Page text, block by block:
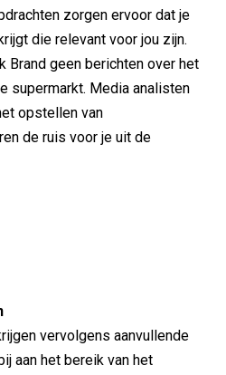
zorgen ervoor dat je
die relevant voor jou zijn.
Brand geen berichten over het
supermarkt. Media analisten
opstellen van
de ruis voor je uit de
vervolgens aanvullende
aan het bereik van het